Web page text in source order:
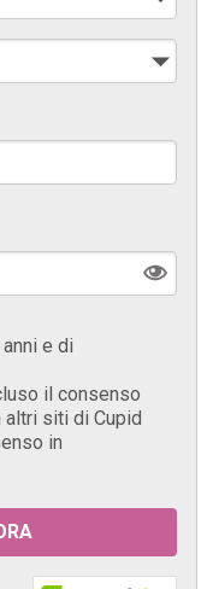
e di
il consenso
siti di Cupid
in